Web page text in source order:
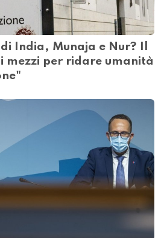
India, Munaja e Nur? Il
mezzi per ridare umanità